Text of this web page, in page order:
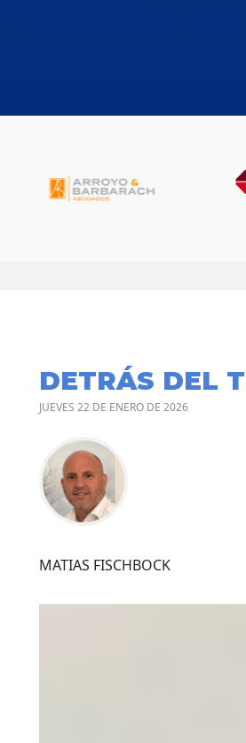
DETRÁS DEL
JUEVES 22 DE ENERO DE 2026
MATIAS FISCHBOCK